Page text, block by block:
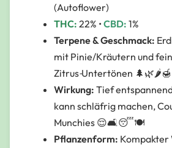
(Autoflower)
THC: 22% • CBD: 1%
Terpene & Geschmack:
mit Pinie/Kräutern und
Zitrus‑Untertönen
Wirkung: Tief
kann schläfrig machen,
Munchies 😌🛋️😴🍽️
Pflanzenform: Kompakter